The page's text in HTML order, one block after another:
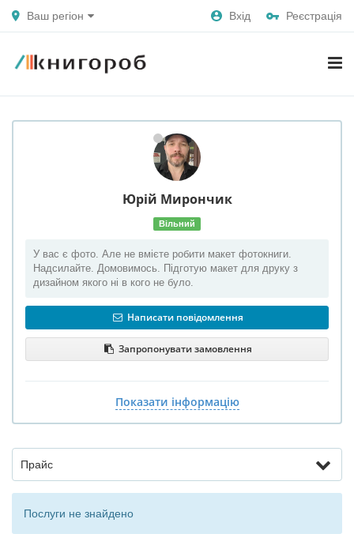
Ваш регіон Вхід Реєстрація
Юрій Мирончик
Вільний
У вас є фото. Але не вмієте робити макет фотокниги.
Надсилайте. Домовимось. Підготую макет для друку з
дизайном якого ні в кого не було.
Написати повідомлення
Запропонувати замовлення
Показати інформацію
Прайс
Послуги не знайдено